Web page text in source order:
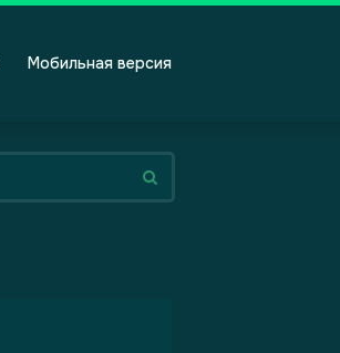
Мобильная версия